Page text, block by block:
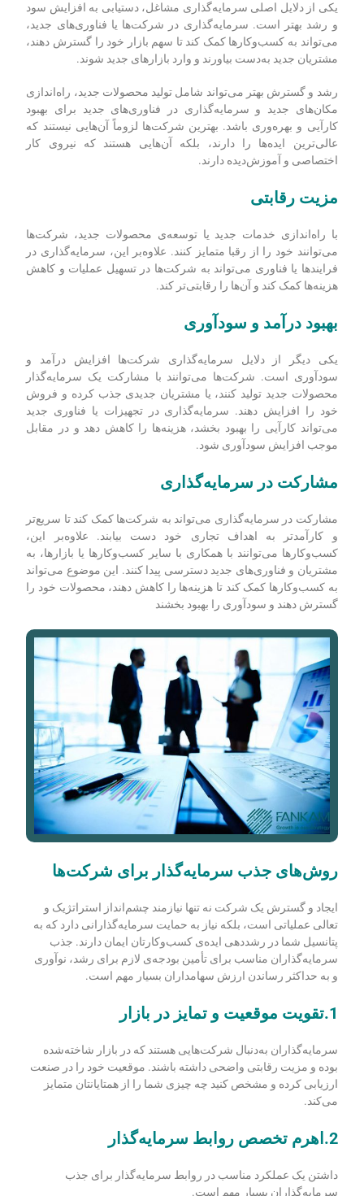
یکی از دلایل اصلی سرمایه‌گذاری مشاغل، دستیابی به افزایش سود
و رشد بهتر است. سرمایه‌گذاری در شرکت‌ها یا فناوری‌های جدید،
می‌تواند به کسب‌وکارها کمک کند تا سهم بازار خود را گسترش دهند،
مشتریان جدید به‌دست بیاورند و وارد بازارهای جدید شوند.
رشد و گسترش بهتر می‌تواند شامل تولید محصولات جدید، راه‌اندازی
مکان‌های جدید و سرمایه‌گذاری در فناوری‌های جدید برای بهبود
کارآیی و بهره‌وری باشد. بهترین شرکتها لزوماً آنهایی نیستند که
عالیترین ایدهها را دارند، بلکه آنهایی هستند که نیروی کار
اختصاصی و آموزشدیده دارند.
مزیت رقابتی
با راه‌اندازی خدمات جدید یا توسعه‌ی محصولات جدید، شرکت‌ها
می‌توانند خود را از رقبا متمایز کنند. علاوه‌بر این، سرمایه‌گذاری در
فرایندها یا فناوری می‌تواند به شرکت‌ها در تسهیل عملیات و کاهش
هزینه‌ها کمک کند و آن‌ها را رقابتی‌تر کند.
بهبود درآمد و سودآوری
یکی دیگر از دلایل سرمایه‌گذاری شرکت‌ها افزایش درآمد و
سودآوری است. شرکت‌ها می‌توانند با مشارکت یک سرمایه‌گذار
محصولات جدید تولید کنند، یا مشتریان جدیدی جذب کرده و فروش
خود را افزایش دهند. سرمایه‌گذاری در تجهیزات یا فناوری جدید
می‌تواند کارآیی را بهبود بخشد، هزینه‌ها را کاهش دهد و در مقابل
موجب افزایش سودآوری شود.
مشارکت‌ در سرمایه‌گذاری
مشارکت در سرمایه‌گذاری می‌تواند به شرکت‌ها کمک کند تا سریع‌تر
و کارآمدتر به اهداف تجاری خود دست ‌بیابند. علاوه‌بر این،
کسب‌وکارها می‌توانند با همکاری با سایر کسب‌وکارها یا بازارها، به
مشتریان و فناوری‌های جدید دسترسی پیدا کنند. این موضوع می‌تواند
به کسب‌وکارها کمک کند تا هزینه‌ها را کاهش دهند، محصولات خود را
گسترش دهند و سودآوری را بهبود بخشند
روش‌های جذب سرمایه‌گذار برای شرکت‌ها
ایجاد و گسترش یک شرکت نه تنها نیازمند چشمانداز استراتژیک و
تعالی عملیاتی است، بلکه نیاز به حمایت سرمایهگذارانی دارد که به
پتانسیل شما در رشددهی ایده‌ی کسب‌وکارتان ایمان دارند. جذب
سرمایه‌گذاران مناسب برای تأمین بودجه‌ی لازم برای رشد، نوآوری
و به حداکثر رساندن ارزش سهامداران بسیار مهم است.
1.تقویت موقعیت و تمایز در بازار
سرمایه‌گذاران به‌دنبال شرکت‌هایی هستند که در بازار شاخته‌شده
بوده و مزیت رقابتی واضحی داشته باشند. موقعیت خود را در صنعت
ارزیابی کرده و مشخص کنید چه چیزی شما را از همتایانتان متمایز
می‌کند.
2.اهرم تخصص روابط سرمایه‌گذار
داشتن یک عملکرد مناسب در روابط سرمایه‌گذار برای جذب
سرمایه‌گذاران بسیار مهم است.